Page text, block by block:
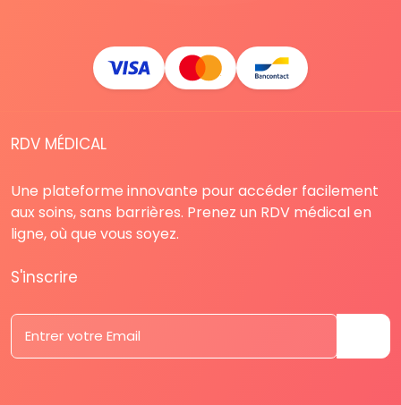
RDV MÉDICAL
Une plateforme innovante pour accéder facilement
aux soins, sans barrières. Prenez un RDV médical en
ligne, où que vous soyez.
S'inscrire